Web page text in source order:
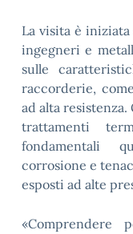
La visita è
ingegneri e
sulle
raccorderie,
ad alta
trattamenti
fondamentali
corrosione e
esposti ad alte